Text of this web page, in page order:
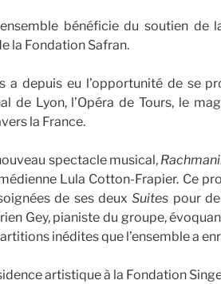
bénéficie du soutien de
la Fondation Safran.
a depuis eu l’opportunité de se
de Lyon, l’Opéra de Tours, le
la France.
spectacle musical,
Lula Cotton-Frapier. Ce
de ses deuxSuites pour
Gey, pianiste du groupe,
inédites que l’ensemble a
artistique à la Fondation